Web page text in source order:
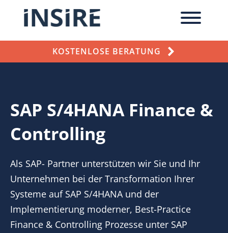
KOSTENLOSE BERATUNG
SAP S/4HANA Finance &
Controlling
Als SAP- Partner unterstützen wir Sie und Ihr
Unternehmen bei der Transformation Ihrer
Systeme auf SAP S/4HANA und der
Implementierung moderner, Best-Practice
Finance & Controlling Prozesse unter SAP